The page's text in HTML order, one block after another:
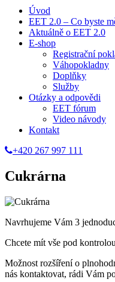
Úvod
EET 2.0 – Co byste
Aktuálně o EET 2.0
E-shop
Registrační
Váhopokladny
Doplňky
Služby
Otázky a odpovědi
EET fórum
Video návody
Kontakt
+420 267 997 111
Cukrárna
Navrhujeme Vám 3
Chcete mít vše pod
Možnost rozšíření o
nás kontaktovat, rádi Vám